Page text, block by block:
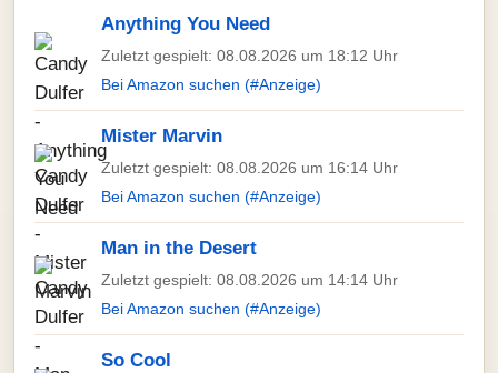
Anything You Need
Zuletzt gespielt: 08.08.2026 um 18:12 Uhr
Bei Amazon suchen (#Anzeige)
Mister Marvin
Zuletzt gespielt: 08.08.2026 um 16:14 Uhr
Bei Amazon suchen (#Anzeige)
Man in the Desert
Zuletzt gespielt: 08.08.2026 um 14:14 Uhr
Bei Amazon suchen (#Anzeige)
So Cool